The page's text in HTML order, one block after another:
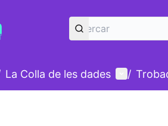
La Colla de les dades Menú
/